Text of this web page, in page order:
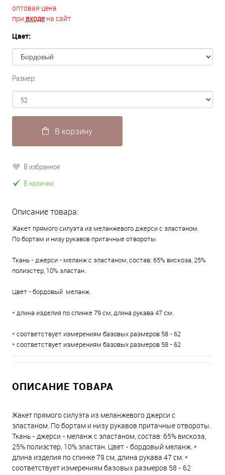
оптовая цена
при входена сайт
Цвет:
Размер:
В корзину
В избранное
В наличии
Описание товара:
Жакет прямого силуэта из меланжевого джерси с эластаном.
По бортам и низу рукавов притачные отвороты.
Ткань - джерси - меланж с эластаном, состав: 65% вискоза, 25%
полиэстер, 10% эластан.
Цвет - бордовый меланж.
* длина изделия по спинке 79 см, длина рукава 47 см.
* соответствует измерениям базовых размеров 58 - 62
* соответствует измерениям базовых размеров 58 - 62
ОПИСАНИЕ ТОВАРА
Жакет прямого силуэта из меланжевого джерси с
эластаном. По бортам и низу рукавов притачные отвороты.
Ткань - джерси - меланж с эластаном, состав: 65% вискоза,
25% полиэстер, 10% эластан. Цвет - бордовый меланж. *
длина изделия по спинке 79 см, длина рукава 47 см. *
соответствует измерениям базовых размеров 58 - 62